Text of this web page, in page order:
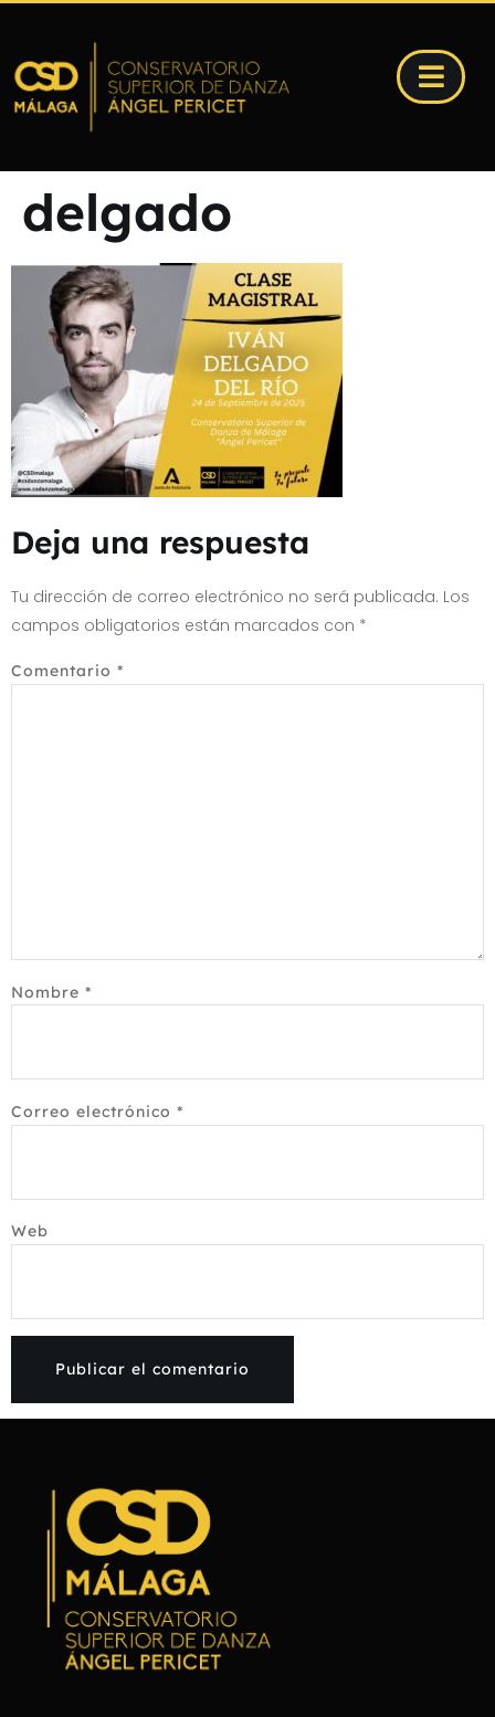
delgado
Deja una respuesta
Tu dirección de correo electrónico no será publicada. Los
campos obligatorios están marcados con *
Comentario *
Nombre *
Correo electrónico *
Web